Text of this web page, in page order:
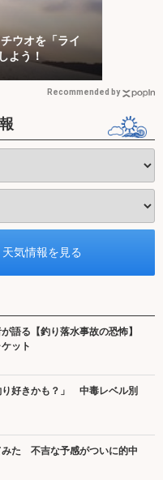
ウオを「ライ
よう！
Recommended by
語る【釣り落水事故の恐怖】
ット
り好きかも？」 中毒レベル別
みた 不吉な予感がついに的中